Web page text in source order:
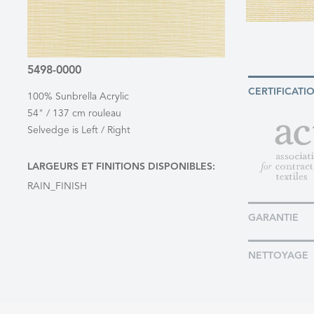
5498-0000
100% Sunbrella Acrylic
54" / 137 cm rouleau
Selvedge is Left / Right
LARGEURS ET FINITIONS DISPONIBLES:
RAIN_FINISH
GARANTIE
NETTOYAGE